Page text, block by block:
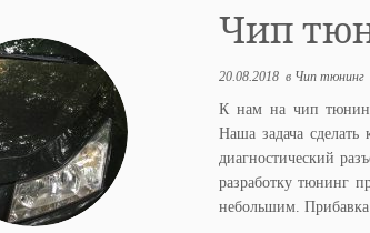
Чип
20.08.2018 в Чип тюнинг
К нам на чип
Наша задача
диагностический
разработку тюнинг
небольшим.